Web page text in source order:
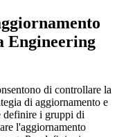
Engineering
di controllare la
di aggiornamento e
definire i gruppi di
l'aggiornamento